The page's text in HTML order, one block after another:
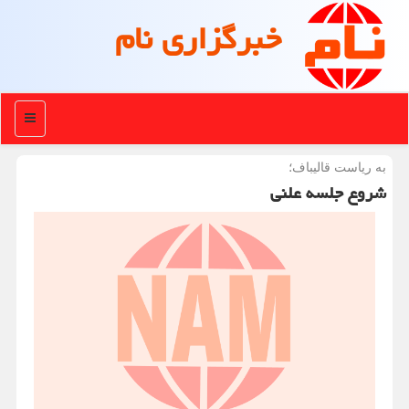
خبرگزاری نام
منو
به ریاست قالیباف؛
شروع جلسه علنی